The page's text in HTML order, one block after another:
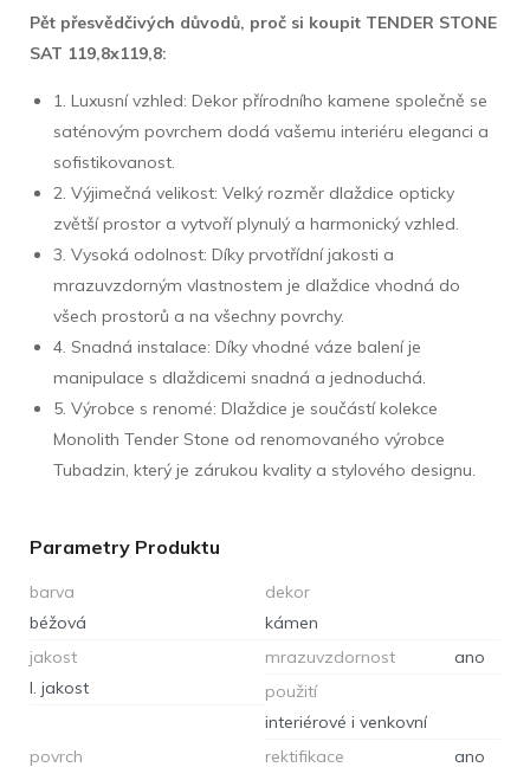
Pět přesvědčivých důvodů, proč si koupit TENDER STONE
SAT 119,8x119,8:
1. Luxusní vzhled: Dekor přírodního kamene společně se
saténovým povrchem dodá vašemu interiéru eleganci a
sofistikovanost.
2. Výjimečná velikost: Velký rozměr dlaždice opticky
zvětší prostor a vytvoří plynulý a harmonický vzhled.
3. Vysoká odolnost: Díky prvotřídní jakosti a
mrazuvzdorným vlastnostem je dlaždice vhodná do
všech prostorů a na všechny povrchy.
4. Snadná instalace: Díky vhodné váze balení je
manipulace s dlaždicemi snadná a jednoduchá.
5. Výrobce s renomé: Dlaždice je součástí kolekce
Monolith Tender Stone od renomovaného výrobce
Tubadzin, který je zárukou kvality a stylového designu.
Parametry Produktu
barva
béžová
dekor
kámen
jakost
I. jakost
mrazuvzdornost
ano
použití
interiérové i venkovní
povrch
rektifikace
ano